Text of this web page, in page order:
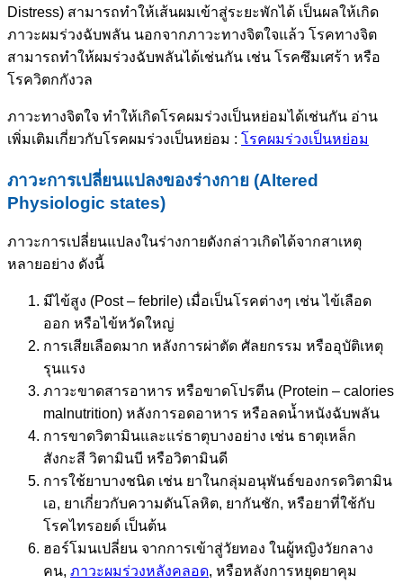
Distress) สามารถทำให้เส้นผมเข้าสู่ระยะพักได้ เป็นผลให้เกิด
ภาวะผมร่วงฉับพลัน นอกจากภาวะทางจิตใจแล้ว โรคทางจิต
สามารถทำให้ผมร่วงฉับพลันได้เช่นกัน เช่น โรคซึมเศร้า หรือ
โรควิตกกังวล
ภาวะทางจิตใจ ทำให้เกิดโรคผมร่วงเป็นหย่อมได้เช่นกัน อ่าน
เพิ่มเติมเกี่ยวกับโรคผมร่วงเป็นหย่อม : โรคผมร่วงเป็นหย่อม
ภาวะการเปลี่ยนแปลงของร่างกาย (Altered
Physiologic states)
ภาวะการเปลี่ยนแปลงในร่างกายดังกล่าวเกิดได้จากสาเหตุ
หลายอย่าง ดังนี้
มีไข้สูง (Post – febrile) เมื่อเป็นโรคต่างๆ เช่น ไข้เลือด
ออก หรือไข้หวัดใหญ่
การเสียเลือดมาก หลังการผ่าตัด ศัลยกรรม หรืออุบัติเหตุ
รุนแรง
ภาวะขาดสารอาหาร หรือขาดโปรตีน (Protein – calories
malnutrition) หลังการอดอาหาร หรือลดน้ำหนังฉับพลัน
การขาดวิตามินและแร่ธาตุบางอย่าง เช่น ธาตุเหล็ก
สังกะสี วิตามินบี หรือวิตามินดี
การใช้ยาบางชนิด เช่น ยาในกลุ่มอนุพันธ์ของกรดวิตามิน
เอ, ยาเกี่ยวกับความดันโลหิต, ยากันชัก, หรือยาที่ใช้กับ
โรคไทรอยด์ เป็นต้น
ฮอร์โมนเปลี่ยน จากการเข้าสู่วัยทอง ในผู้หญิงวัยกลาง
คน, ภาวะผมร่วงหลังคลอด, หรือหลังการหยุดยาคุม